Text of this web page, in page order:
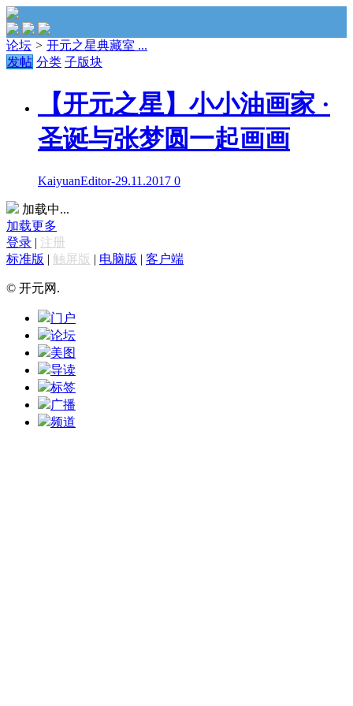
论坛 > 开元之星典藏室 ...
发帖 分类 子版块
【开元之星】小小油画家 ·
圣诞与张梦圆一起画画
KaiyuanEditor-29.11.2017 0
加载中...
加载更多
登录 | 注册
标准版 | 触屏版 | 电脑版 | 客户端
© 开元网.
门户
论坛
美图
导读
标签
广播
频道